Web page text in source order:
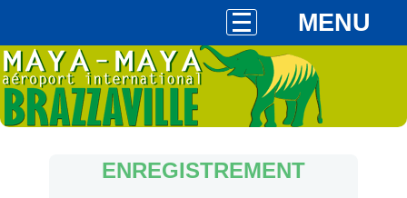
MENU
ENREGISTREMENT